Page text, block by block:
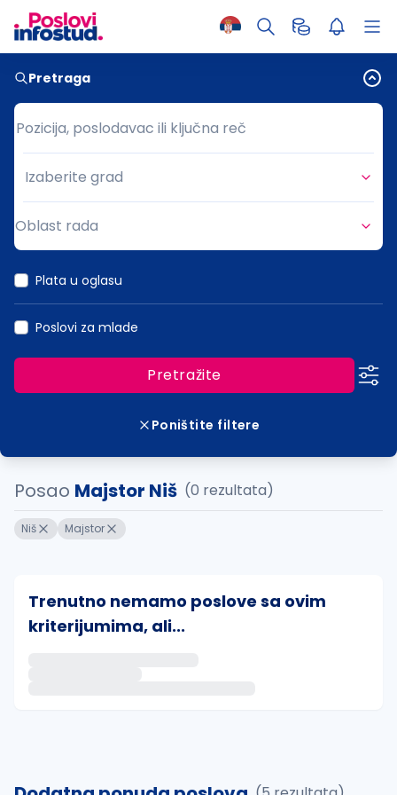
Pretraga
Pozicija, poslodavac ili ključna reč
Pozicija, poslodavac ili ključna reč
Grad
Izaberite grad
Oblast rada
Plata u oglasu
Poslovi za mlade
Pretražite
Poništite filtere
Posao Majstor Niš (0 rezultata)
Niš Majstor
Trenutno nemamo poslove sa ovim
kriterijumima, ali...